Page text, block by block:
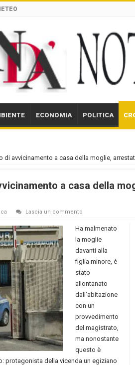
ECONOMIA POLITICA
di avvicinamento a casa della moglie,
a casa della
Lascia un commento
Ha malmenato
la moglie
davanti alla
figlia minore, è
stato
allontanato
dall’abitazione
con un
provvedimento
del magistrato,
ma nonostante
questo è
protagonista della vicenda un egiziano